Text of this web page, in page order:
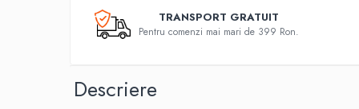
TRANSPORT GRATUIT
Pentru comenzi mai mari de 399 Ron.
Descriere